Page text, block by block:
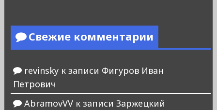
Свежие комментарии
revinskyк записи Фигуров Иван
Петрович
AbramovVVк записи Заржецкий